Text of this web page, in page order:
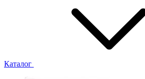
Каталог